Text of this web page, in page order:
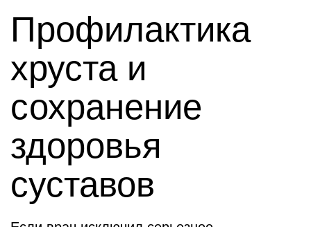
Профилактика
хруста и
сохранение
здоровья
суставов